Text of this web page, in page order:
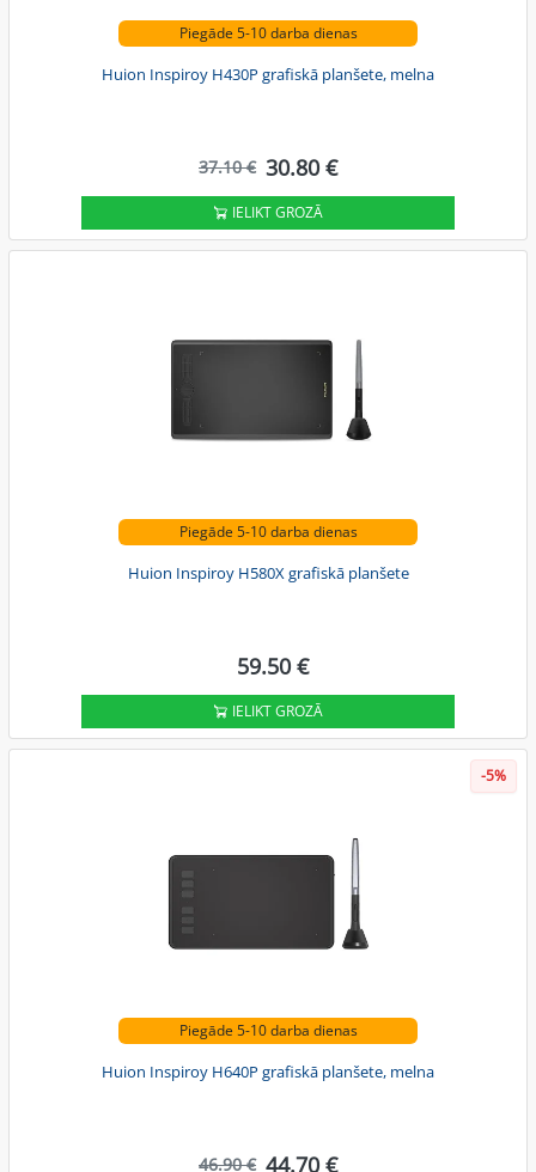
Piegāde 5-10 darba dienas
Huion Inspiroy H430P grafiskā planšete, melna
37.10 € 30.80 €
IELIKT GROZĀ
Piegāde 5-10 darba dienas
Huion Inspiroy H580X grafiskā planšete
59.50 €
IELIKT GROZĀ
-5%
Piegāde 5-10 darba dienas
Huion Inspiroy H640P grafiskā planšete, melna
46.90 € 44.70 €